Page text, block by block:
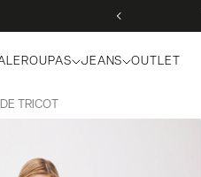
ROUPAS JEANS OUTLET
TRICOT